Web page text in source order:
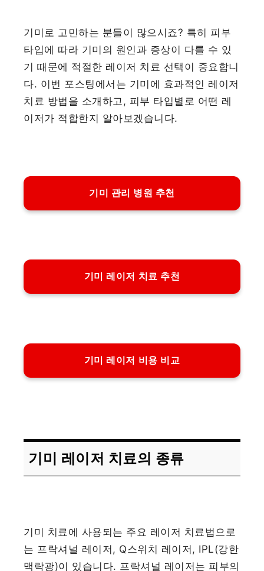
기미로 고민하는 분들이 많으시죠? 특히 피부
타입에 따라 기미의 원인과 증상이 다를 수 있
기 때문에 적절한 레이저 치료 선택이 중요합니
다. 이번 포스팅에서는 기미에 효과적인 레이저
치료 방법을 소개하고, 피부 타입별로 어떤 레
이저가 적합한지 알아보겠습니다.
기미 관리 병원 추천
기미 레이저 치료 추천
기미 레이저 비용 비교
기미 레이저 치료의 종류
기미 치료에 사용되는 주요 레이저 치료법으로
는 프락셔널 레이저, Q스위치 레이저, IPL(강한
맥락광)이 있습니다. 프락셔널 레이저는 피부의